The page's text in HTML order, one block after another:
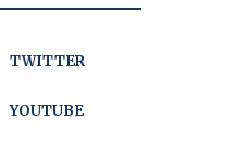
TWITTER
YOUTUBE